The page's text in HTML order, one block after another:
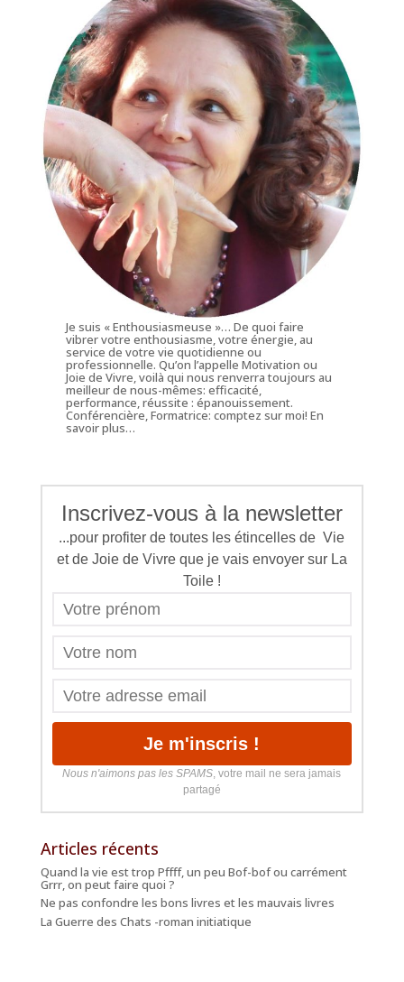
Je suis « Enthousiasmeuse »… De quoi faire
vibrer votre enthousiasme, votre énergie, au
service de votre vie quotidienne ou
professionnelle. Qu’on l’appelle Motivation ou
Joie de Vivre, voilà qui nous renverra toujours au
meilleur de nous-mêmes: efficacité,
performance, réussite : épanouissement.
Conférencière, Formatrice: comptez sur moi!En
savoir plus…
Inscrivez-vous à la newsletter
...pour profiter de toutes les étincelles de Vie
et de Joie de Vivre que je vais envoyer sur La
Toile !
Nous n'aimons pas les SPAMS, votre mail ne sera jamais
partagé
Articles récents
Quand la vie est trop Pffff, un peu Bof-bof ou carrément
Grrr, on peut faire quoi ?
Ne pas confondre les bons livres et les mauvais livres
La Guerre des Chats -roman initiatique